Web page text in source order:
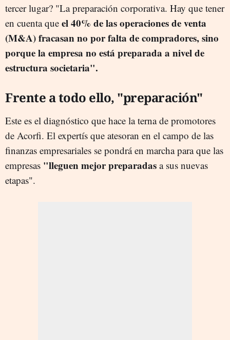
tercer lugar? "La preparación corporativa. Hay que tener
en cuenta que el 40% de las operaciones de venta
(M&A) fracasan no por falta de compradores, sino
porque la empresa no está preparada a nivel de
estructura societaria".
Frente a todo ello, "preparación"
Este es el diagnóstico que hace la terna de promotores
de Acorfi. El expertís que atesoran en el campo de las
finanzas empresariales se pondrá en marcha para que las
empresas "lleguen mejor preparadas a sus nuevas
etapas".